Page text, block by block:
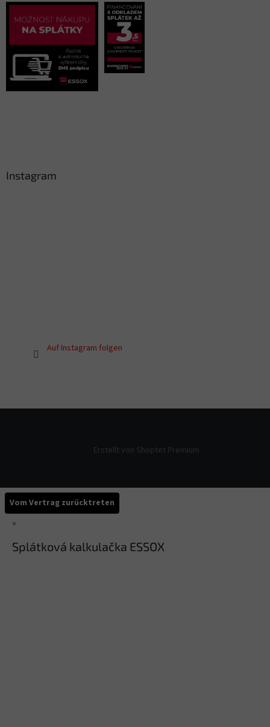
Instagram
Auf Instagram folgen
Erstellt von Shoptet Premium
Vom Vertrag zurücktreten
×
Splátková kalkulačka ESSOX